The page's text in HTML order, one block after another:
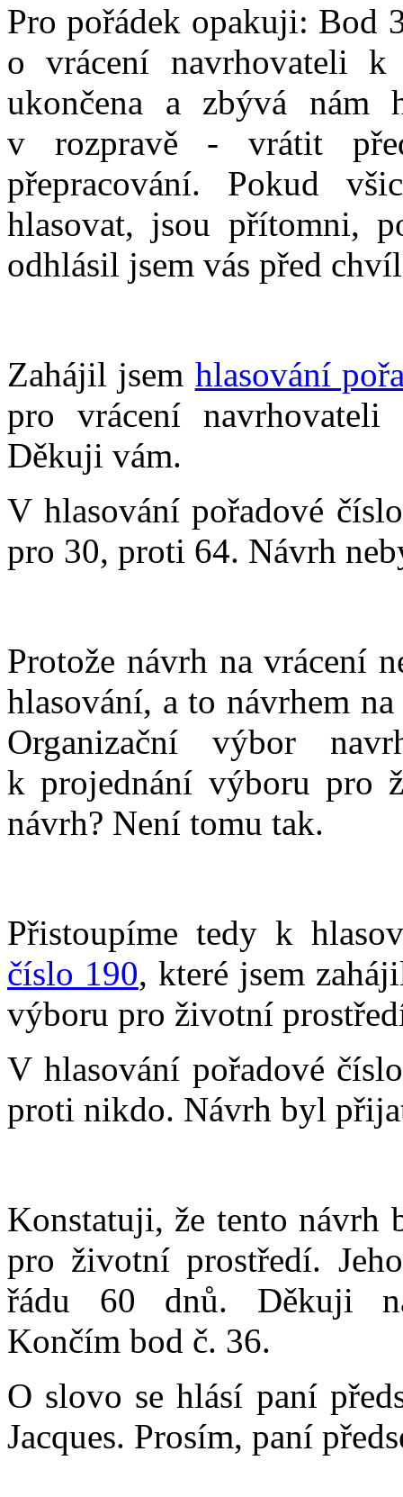
Pro pořádek opakuji: Bod
o vrácení navrhovateli k
ukončena a zbývá nám
v rozpravě - vrátit
přepracování. Pokud
hlasovat, jsou přítomni,
odhlásil jsem vás před
Zahájil jsem hlasování
pro vrácení
Děkuji vám.
V hlasování pořadové
pro 30, proti 64. Návrh
Protože návrh na vrácení
hlasování, a to návrhem
Organizační výbor
k projednání výboru pro
návrh? Není tomu tak.
Přistoupíme tedy k
číslo 190, které jsem
výboru pro životní
V hlasování pořadové
proti nikdo. Návrh byl
Konstatuji, že tento návrh
pro životní prostředí.
řádu 60 dnů. Děkuji
Končím bod č. 36.
O slovo se hlásí paní
Jacques. Prosím, paní